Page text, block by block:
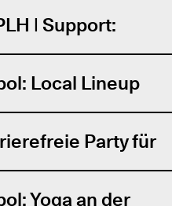
| Support:
Local Lineup
Party für
Yoga an der